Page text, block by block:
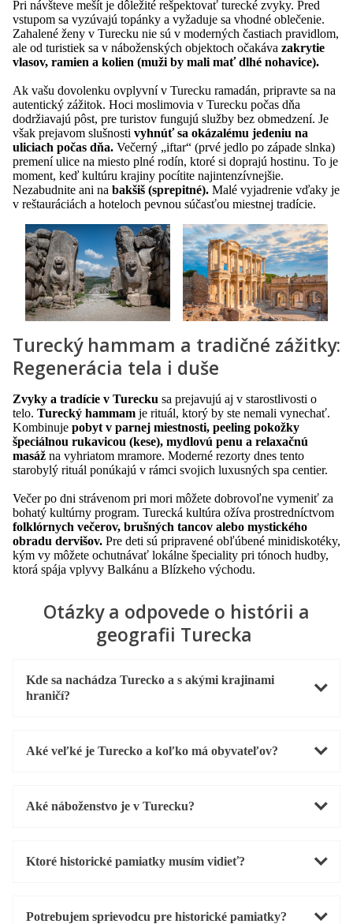
Pri návšteve mešít je dôležité rešpektovať turecké zvyky. Pred
vstupom sa vyzúvajú topánky a vyžaduje sa vhodné oblečenie.
Zahalené ženy v Turecku nie sú v moderných častiach pravidlom,
ale od turistiek sa v náboženských objektoch očakáva zakrytie
vlasov, ramien a kolien (muži by mali mať dlhé nohavice).
Ak vašu dovolenku ovplyvní v Turecku ramadán, pripravte sa na
autentický zážitok. Hoci moslimovia v Turecku počas dňa
dodržiavajú pôst, pre turistov fungujú služby bez obmedzení. Je
však prejavom slušnosti vyhnúť sa okázalému jedeniu na
uliciach počas dňa. Večerný „iftar“ (prvé jedlo po západe slnka)
premení ulice na miesto plné rodín, ktoré si doprajú hostinu. To je
moment, keď kultúru krajiny pocítite najintenzívnejšie.
Nezabudnite ani na bakšiš (sprepitné). Malé vyjadrenie vďaky je
v reštauráciách a hoteloch pevnou súčasťou miestnej tradície.
Turecký hammam a tradičné zážitky:
Regenerácia tela i duše
Zvyky a tradície v Turecku sa prejavujú aj v starostlivosti o
telo. Turecký hammam je rituál, ktorý by ste nemali vynechať.
Kombinuje pobyt v parnej miestnosti, peeling pokožky
špeciálnou rukavicou (kese), mydlovú penu a relaxačnú
masáž na vyhriatom mramore. Moderné rezorty dnes tento
starobylý rituál ponúkajú v rámci svojich luxusných spa centier.
Večer po dni strávenom pri mori môžete dobrovoľne vymeniť za
bohatý kultúrny program. Turecká kultúra ožíva prostredníctvom
folklórnych večerov, brušných tancov alebo mystického
obradu dervišov. Pre deti sú pripravené obľúbené minidiskotéky,
kým vy môžete ochutnávať lokálne špeciality pri tónoch hudby,
ktorá spája vplyvy Balkánu a Blízkeho východu.
Otázky a odpovede o histórii a
geografii Turecka
Kde sa nachádza Turecko a s akými krajinami
hraničí?
Aké veľké je Turecko a koľko má obyvateľov?
Aké náboženstvo je v Turecku?
Ktoré historické pamiatky musím vidieť?
Potrebujem sprievodcu pre historické pamiatky?